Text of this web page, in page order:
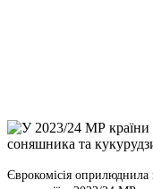
Link
Print
Єврокомісія оприлюднила